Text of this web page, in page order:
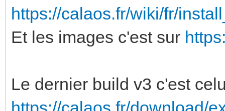
https://calaos.fr/wiki/fr/
Et les images c'est sur
Le dernier build v3 c'est